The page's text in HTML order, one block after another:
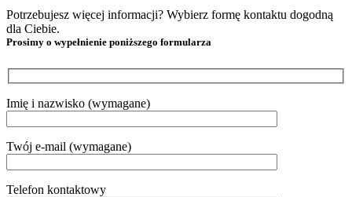
Potrzebujesz więcej informacji? Wybierz formę kontaktu dogodną
dla Ciebie.
Prosimy o wypełnienie poniższego formularza
Imię i nazwisko (wymagane)
Twój e-mail (wymagane)
Telefon kontaktowy